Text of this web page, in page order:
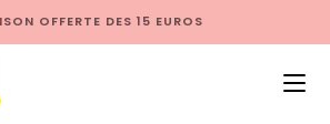
OFFERTE DES 15 EUROS